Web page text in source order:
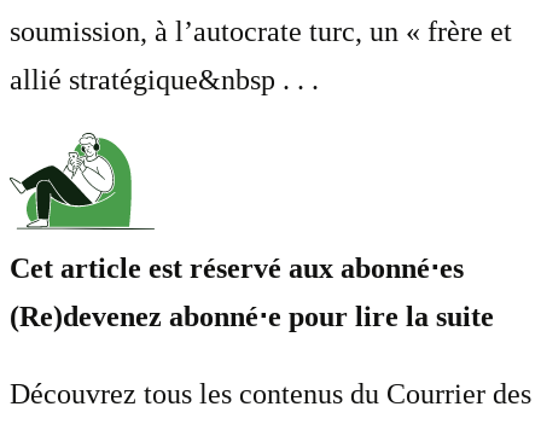
soumission, à l’autocrate turc, un « frère et
allié stratégique&nbsp . . .
Cet article est réservé aux abonné⋅es
(Re)devenez abonné⋅e pour lire la suite
Découvrez tous les contenus du Courrier des